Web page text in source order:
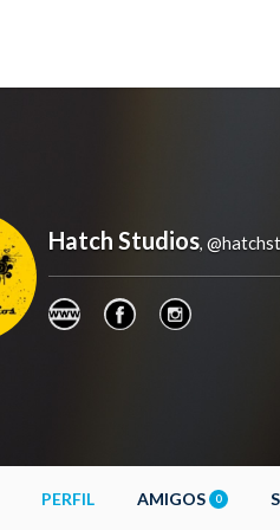
Hatch Studios,
PERFIL AMIGOS 0